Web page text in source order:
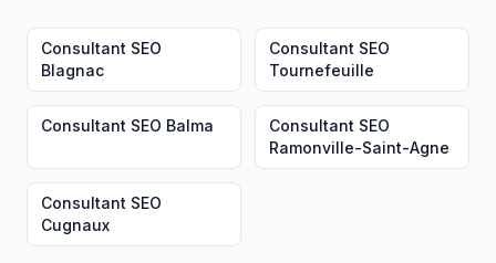
Consultant SEO
Blagnac
Consultant SEO
Tournefeuille
Consultant SEO Balma
Consultant SEO
Ramonville-Saint-Agne
Consultant SEO
Cugnaux